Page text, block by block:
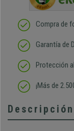
Compra de
Garantía de
Protección
¡Más de
Descripción